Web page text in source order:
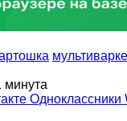
мультиварке
минута
Одноклассники